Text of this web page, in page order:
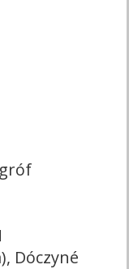
Dóczyné